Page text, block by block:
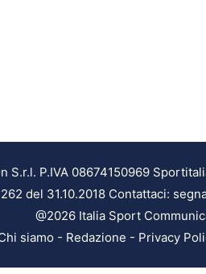
S.r.l. P.IVA 08674150969
del 31.10.2018 Contattaci:
@2026 Italia Sport
siamo - Redazione - Privacy